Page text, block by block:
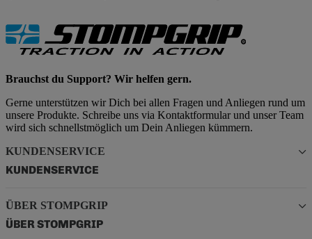
Brauchst du Support? Wir helfen gern.
Gerne unterstützen wir Dich bei allen Fragen und Anliegen rund um
unsere Produkte. Schreibe uns via Kontaktformular und unser Team
wird sich schnellstmöglich um Dein Anliegen kümmern.
KUNDENSERVICE
KUNDENSERVICE
ÜBER STOMPGRIP
ÜBER STOMPGRIP